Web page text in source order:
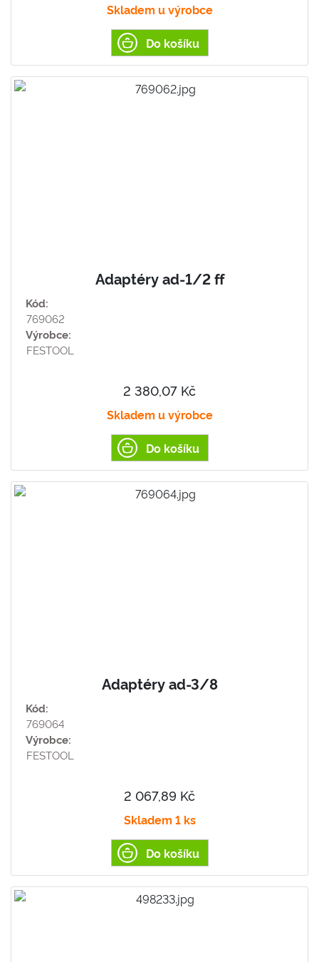
Skladem u výrobce
Do košíku
Adaptéry ad-1/2 ff
Kód:
769062
Výrobce:
FESTOOL
2 380,07 Kč
Skladem u výrobce
Do košíku
Adaptéry ad-3/8
Kód:
769064
Výrobce:
FESTOOL
2 067,89 Kč
Skladem 1 ks
Do košíku